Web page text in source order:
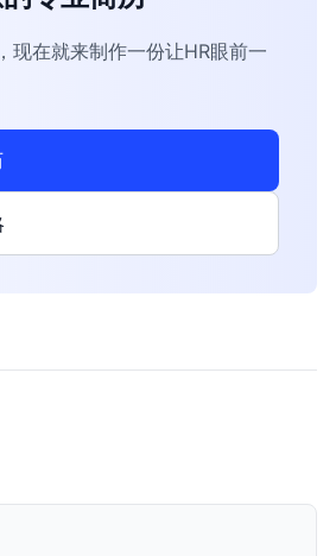
现在就来制作一份让HR眼前一